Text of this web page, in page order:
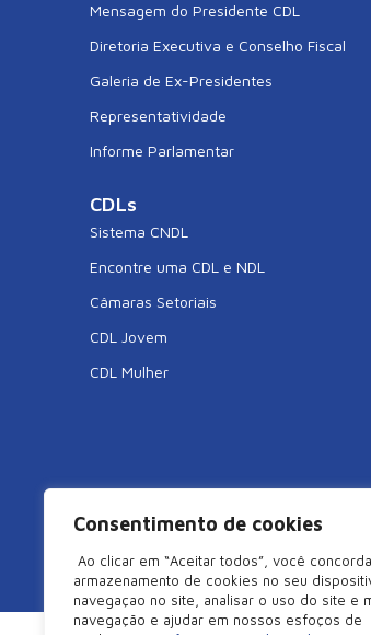
Consentimento de cookies
Ao clicar em “Aceitar todos”, você
armazenamento de cookies no seu
navegaçao no site, analisar o uso do site e
navegação e ajudar em nossos esfoços de
Mensagem do Presidente CDL
Diretoria Executiva e Conselho Fiscal
Galeria de Ex-Presidentes
Representatividade
Informe Parlamentar
CDLs
Sistema CNDL
Encontre uma CDL e NDL
Câmaras Setoriais
CDL Jovem
CDL Mulher
©2026 Câmara de Dirigentes Lojistas